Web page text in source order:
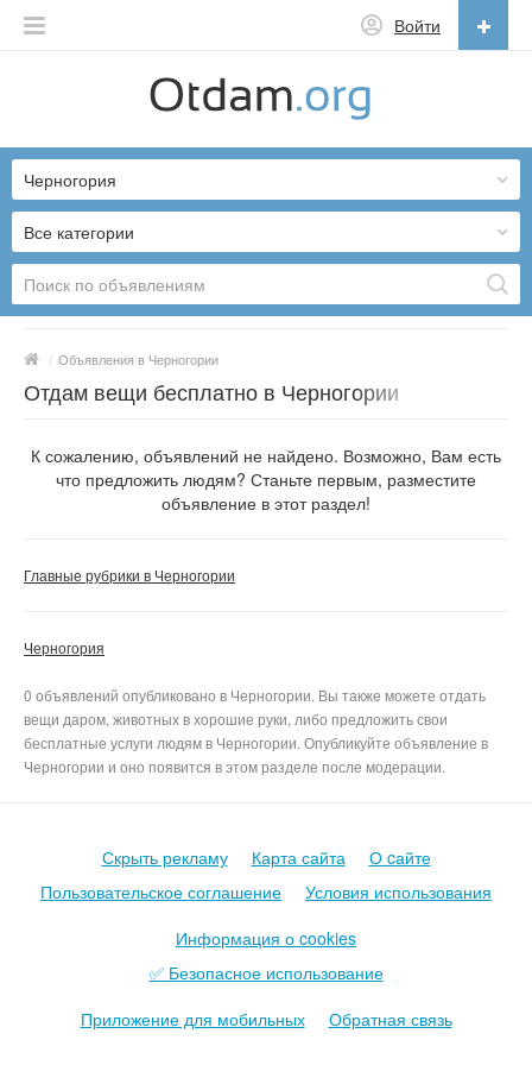
Войти
English
Русский
Українська
Все категории
Черногория
/ Объявления в Черногории
Отдам вещи бесплатно в Черногории
К сожалению, объявлений не найдено. Возможно, Вам есть
что предложить людям? Станьте первым, разместите
объявление в этот раздел!
Главные рубрики в Черногории
Черногория
0 объявлений опубликовано в Черногории. Вы также можете отдать
вещи даром, животных в хорошие руки, либо предложить свои
бесплатные услуги людям в Черногории. Опубликуйте объявление в
Черногории и оно появится в этом разделе после модерации.
Скрыть рекламу Карта сайта
О cайте
Пользовательское соглашение
Условия использования
Информация о cookies
✅ Безопасное использование
Приложение для мобильных
Обратная связь